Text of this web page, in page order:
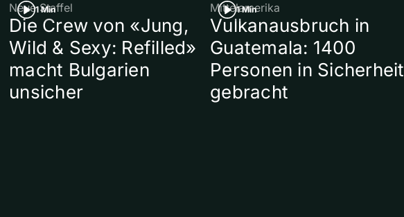
1 Min
Neue Staffel
Die Crew von «Jung,
Wild & Sexy: Refilled»
macht Bulgarien
unsicher
1 Min
Mittelamerika
Vulkanausbruch in
Guatemala: 1400
Personen in Sicherheit
gebracht